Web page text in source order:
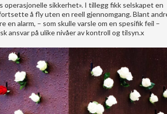
sikkerhet». I tillegg fikk selskapet en
å fly uten en reell gjennomgang. Blant
alarm, – som skulle varsle om en spesifik feil –
ansvar på ulike nivåer av kontroll og tilsyn.x